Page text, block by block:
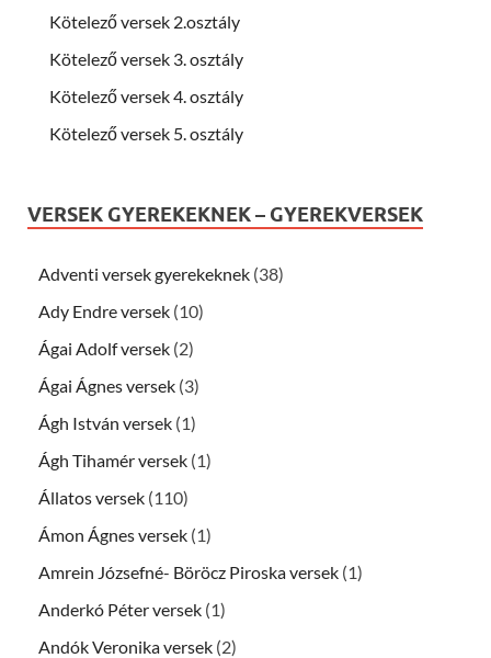
Kötelező versek 2.osztály
Kötelező versek 3. osztály
Kötelező versek 4. osztály
Kötelező versek 5. osztály
VERSEK GYEREKEKNEK – GYEREKVERSEK
Adventi versek gyerekeknek (38)
Ady Endre versek (10)
Ágai Adolf versek (2)
Ágai Ágnes versek (3)
Ágh István versek (1)
Ágh Tihamér versek (1)
Állatos versek (110)
Ámon Ágnes versek (1)
Amrein Józsefné- Böröcz Piroska versek (1)
Anderkó Péter versek (1)
Andók Veronika versek (2)